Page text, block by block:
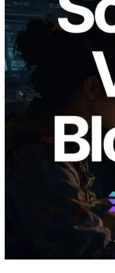
2026.05.24
Validators
Analyzer लॉन्च
उत्पादन समय और
विज़ुअलाइज़ेशन